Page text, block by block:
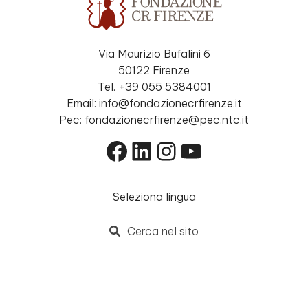
Via Maurizio Bufalini 6
50122 Firenze
Tel. +39 055 5384001
Email: info@fondazionecrfirenze.it
Pec: fondazionecrfirenze@pec.ntc.it
Facebook
LinkedIn
Instagram
YouTube
Seleziona lingua
Cerca nel sito